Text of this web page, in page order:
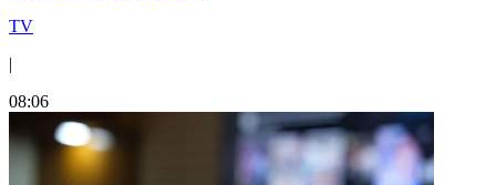
TV
|
08:06